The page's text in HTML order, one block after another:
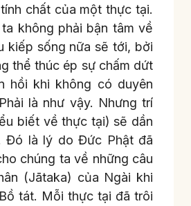
chất của một thực tại.
không phải bận tâm về
kiếp sống nữa sẽ tới, bởi
thể thúc ép sự chấm dứt
hồi khi không có duyên
là như vậy. Nhưng trí
biết về thực tại) sẽ dần
Đó là lý do Đức Phật đã
chúng ta về những câu
(Jātaka) của Ngài khi
tát. Mỗi thực tại đã trôi